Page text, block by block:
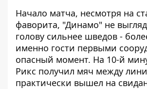
Начало матча, несмотря на
фаворита, "Динамо" не
голову сильнее шведов -
именно гости первыми
опасный момент. На 10-й
Рикс получил мяч между
практически вышел на